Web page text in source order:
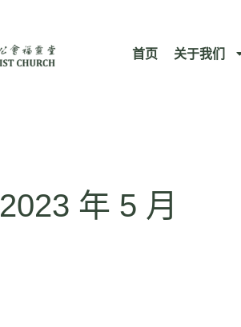
首页 关于我们
2023 年 5 月